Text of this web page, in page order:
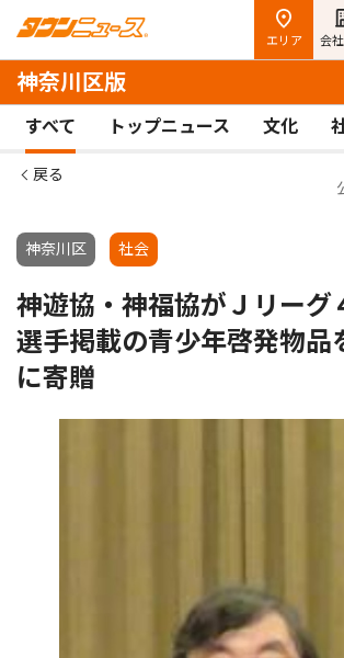
エリア 会
神奈川区版
すべて トップニュース 文化
戻る
神奈川区 社会
神遊協・神福協がＪリーグ
選手掲載の青少年啓発物品
に寄贈